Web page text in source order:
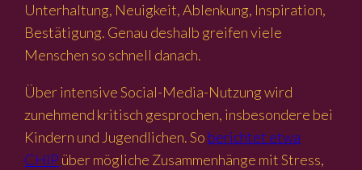
Unterhaltung, Neuigkeit, Ablenkung, Inspiration,
Bestätigung. Genau deshalb greifen viele
Menschen so schnell danach.
Über intensive Social-Media-Nutzung wird
zunehmend kritisch gesprochen, insbesondere bei
Kindern und Jugendlichen. So berichtet etwa
CHIP über mögliche Zusammenhänge mit Stress,